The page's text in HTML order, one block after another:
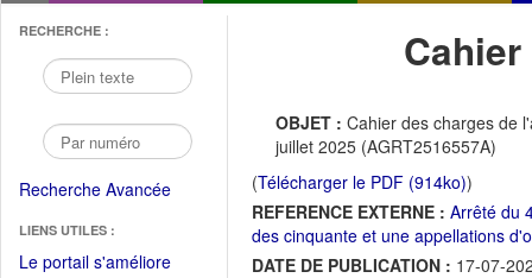
RECHERCHE :
Recherche Avancée
LIENS UTILES :
Le portail s'améliore(Fichier
OBJET : Cahier des charges de
juillet 2025 (AGRT2516557A)
(Télécharger le PDF (914ko))
REFERENCE EXTERNE : Arrêté du
des cinquante et une appellations
DATE DE PUBLICATION : 17-07-